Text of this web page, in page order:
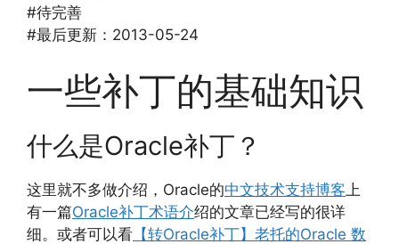
#待完善
#最后更新：2013-05-24
一些补丁的基础知识
什么是Oracle补丁？
这里就不多做介绍，Oracle的中文技术支持博客上
有一篇Oracle补丁术语介绍的文章已经写的很详
细。或者可以看 【转Oracle补丁】老托的Oracle 数